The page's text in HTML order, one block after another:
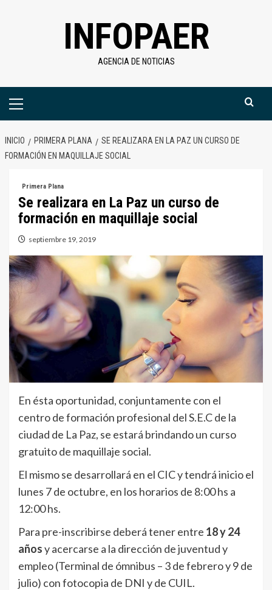
INFOPAER
AGENCIA DE NOTICIAS
Menú
INICIO PRIMERA PLANA
SE REALIZARA EN LA PAZ UN CURSO DE
FORMACIÓN EN MAQUILLAJE SOCIAL
Primera Plana
Se realizara en La Paz un curso de
formación en maquillaje social
septiembre 19, 2019
En ésta oportunidad, conjuntamente con el
centro de formación profesional del S.E.C de la
ciudad de La Paz, se estará brindando un curso
gratuito de maquillaje social.
El mismo se desarrollará en el CIC y tendrá inicio el
lunes 7 de octubre, en los horarios de 8:00 hs a
12:00 hs.
Para pre-inscribirse deberá tener entre 18 y 24
añosy acercarse a la dirección de juventud y
empleo (Terminal de ómnibus – 3 de febrero y 9 de
julio) con fotocopia de DNI y de CUIL.